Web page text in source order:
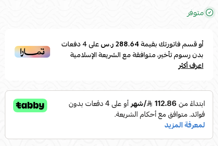
متوفر
أو قسم فاتورتك بقيمة288.64 ر.س على4دفعات
بدون رسوم تأخير، متوافقة مع الشريعة الإسلامية
اعرف أكثر